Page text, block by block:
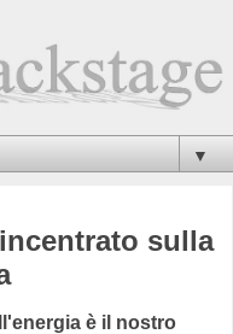
▼
sulla
è il nostro